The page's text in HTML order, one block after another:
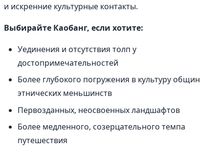
и искренние культурные контакты.
Выбирайте Каобанг, если хотите:
Уединения и отсутствия толп у
достопримечательностей
Более глубокого погружения в культуру общин
этнических меньшинств
Первозданных, неосвоенных ландшафтов
Более медленного, созерцательного темпа
путешествия